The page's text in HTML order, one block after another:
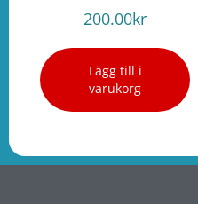
200.00kr
Lägg till i
varukorg